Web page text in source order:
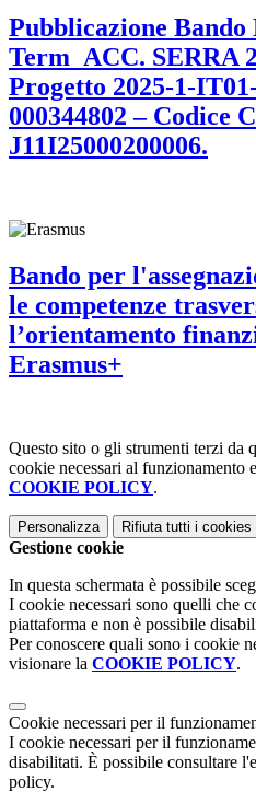
Pubblicazione Bando
Term_ACC. SERRA
Progetto 2025-1-
000344802 – Codice
J11I25000200006.
Bando per
le competenze
l’orientamento
Erasmus+
Questo sito o gli strumenti terzi da
cookie necessari al
COOKIE POLICY.
Personalizza Rifiuta tutti i cookies
Gestione cookie
In questa schermata è possibile
I cookie necessari sono quelli che
piattaforma e non è possibile
Per conoscere quali sono i cookie
visionare la COOKIE POLICY.
Cookie necessari per il
I cookie necessari per il
disabilitati. È possibile consultare
policy.